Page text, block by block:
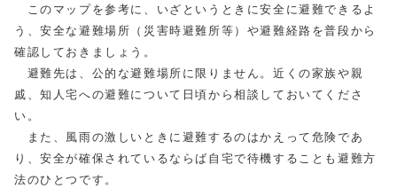
このマップを参考に、いざというときに安全に避難できるよ
う、安全な避難場所（災害時避難所等）や避難経路を普段から
確認しておきましょう。
避難先は、公的な避難場所に限りません。近くの家族や親
戚、知人宅への避難について日頃から相談しておいてくださ
い。
また、風雨の激しいときに避難するのはかえって危険であ
り、安全が確保されているならば自宅で待機することも避難方
法のひとつです。